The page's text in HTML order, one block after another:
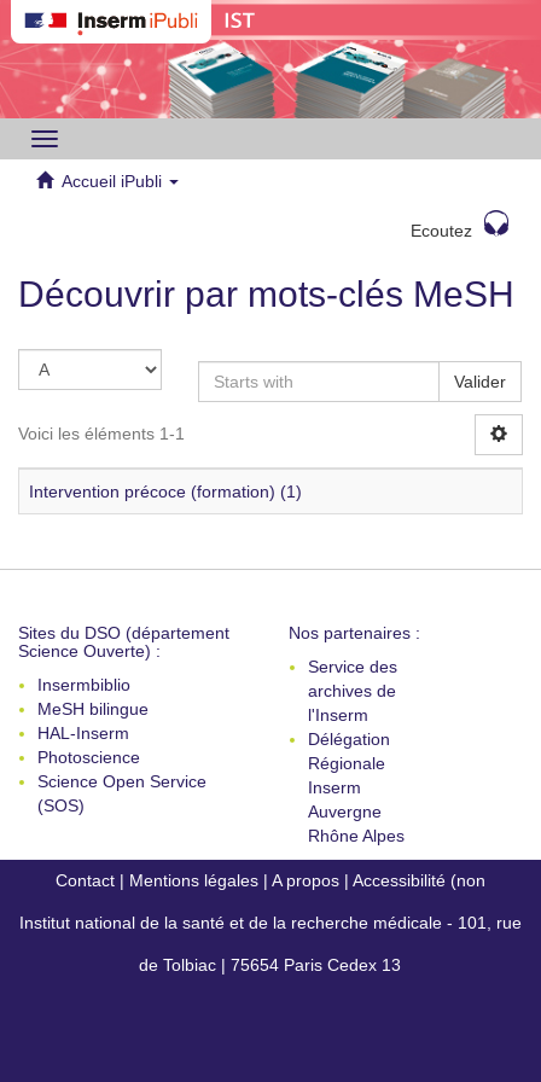
Toggle
navigation
Accueil iPubli
Ecoutez
Découvrir par mots-clés MeSH
Valider
Voici les éléments 1-1
Intervention précoce (formation) (1)
Sites du DSO (département
Science Ouverte) :
Insermbiblio
MeSH bilingue
HAL-Inserm
Photoscience
Science Open Service
(SOS)
Nos partenaires :
Service des
archives de
l'Inserm
Délégation
Régionale
Inserm
Auvergne
Rhône Alpes
Contact | Mentions légales | A propos | Accessibilité (non
conforme)
Institut national de la santé et de la recherche médicale - 101, rue
de Tolbiac | 75654 Paris Cedex 13